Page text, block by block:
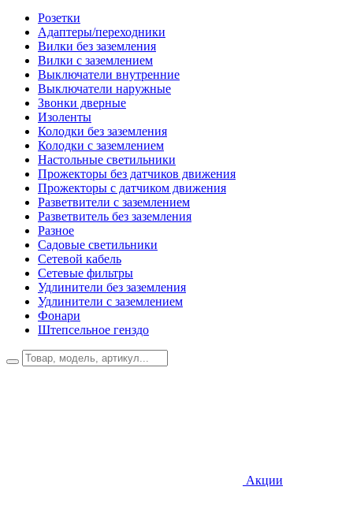
Розетки
Адаптеры/переходники
Вилки без заземления
Вилки с заземлением
Выключатели внутренние
Выключатели наружные
Звонки дверные
Изоленты
Колодки без заземления
Колодки с заземлением
Настольные светильники
Прожекторы без датчиков движения
Прожекторы с датчиком движения
Разветвители с заземлением
Разветвитель без заземления
Разное
Садовые светильники
Сетевой кабель
Сетевые фильтры
Удлинители без заземления
Удлинители с заземлением
Фонари
Штепсельное генздо
Акции